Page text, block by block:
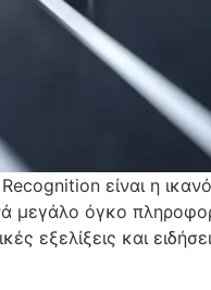
είναι η
μεγάλο όγκο
εξελίξεις και